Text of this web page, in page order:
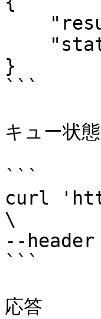
}
```
キュー状
```
curl
\
--
```
応答